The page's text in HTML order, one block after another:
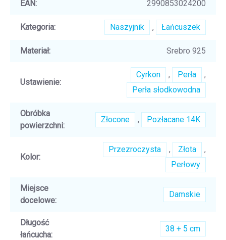
EAN: 2990853024200
Kategoria: Naszyjnik , Łańcuszek
Materiał: Srebro 925
Ustawienie:
Cyrkon , Perła
,
Perła słodkowodna
Obróbka
powierzchni:
Złocone , Pozłacane 14K
Kolor:
Przezroczysta , Złota
,
Perłowy
Miejsce
docelowe:
Damskie
Długość
łańcucha:
38 + 5 cm